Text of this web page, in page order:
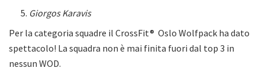
Giorgos Karavis
Per la categoria squadre il CrossFit® Oslo Wolfpack ha dato
spettacolo! La squadra non è mai finita fuori dal top 3 in
nessun WOD.